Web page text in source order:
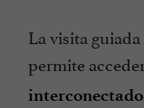
La visita
permite